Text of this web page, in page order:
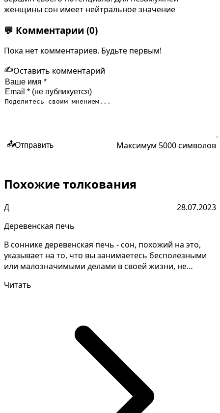
женщины сон имеет нейтральное значение
💬 Комментарии (0)
Пока нет комментариев. Будьте первым!
✍️Оставить комментарий
📤Отправить Максимум 5000 символов
Похожие толкования
Д
28.07.2023
Деревенская печь
В соннике деревенская печь - сон, похожий на это,
указывает на то, что вы занимаетесь бесполезными
или малозначимыми делами в своей жизни, не
Читать